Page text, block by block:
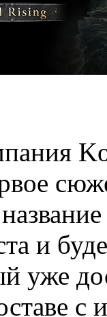
и
уже